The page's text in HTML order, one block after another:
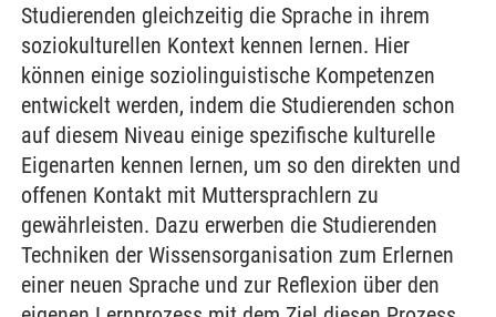
Studierenden gleichzeitig die Sprache in ihrem
soziokulturellen Kontext kennen lernen. Hier
können einige soziolinguistische Kompetenzen
entwickelt werden, indem die Studierenden schon
auf diesem Niveau einige spezifische kulturelle
Eigenarten kennen lernen, um so den direkten und
offenen Kontakt mit Muttersprachlern zu
gewährleisten. Dazu erwerben die Studierenden
Techniken der Wissensorganisation zum Erlernen
einer neuen Sprache und zur Reflexion über den